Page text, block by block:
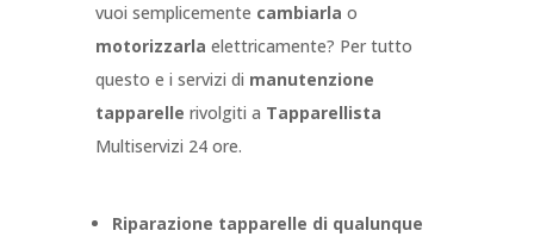
vuoi semplicemente cambiarla o
motorizzarla elettricamente? Per tutto
questo e i servizi di manutenzione
tapparelle rivolgiti a Tapparellista
Multiservizi 24 ore.
Riparazione tapparelle di qualunque